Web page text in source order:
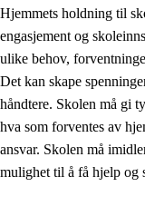
3.2
3.3 Samarbeid
3.4 Opplæring i
3.5
Hjemmets holdning til
engasjement og
ulike behov,
Det kan skape
håndtere. Skolen må gi
hva som forventes av
ansvar. Skolen må
mulighet til å få hjelp og